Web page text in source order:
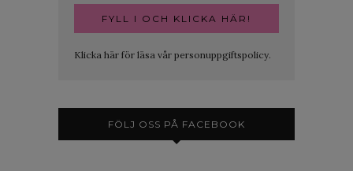
Klicka här för läsa vår personuppgiftspolicy.
FÖLJ OSS PÅ FACEBOOK